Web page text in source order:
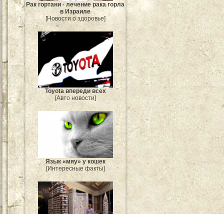
Рак гортани - лечение рака горла
в Израиле
[Новости о здоровье]
Toyota впереди всех
[Авто новости]
Язык «мяу» у кошек
[Интересные факты]